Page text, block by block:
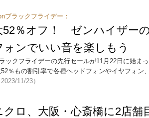
ブラックフライデー：
52％オフ！ ゼンハイザー
ォンでいい音を楽しもう
ックフライデーの先行セールが11月22日に始ま
％もの割引率で各種ヘッドフォンやイヤフォン
2023/11/23）
クロ、大阪・心斎橋に2店舗